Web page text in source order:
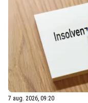
7 aug. 2026, 09:20